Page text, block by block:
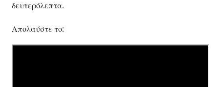
δευτερόλεπτα.
Απολαύστε το: